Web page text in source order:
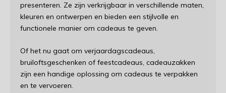
presenteren. Ze zijn verkrijgbaar in verschillende maten,
kleuren en ontwerpen en bieden een stijlvolle en
functionele manier om cadeaus te geven.
Of het nu gaat om verjaardagscadeaus,
bruiloftsgeschenken of feestcadeaus, cadeauzakken
zijn een handige oplossing om cadeaus te verpakken
en te vervoeren.